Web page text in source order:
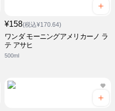
¥158(税込¥170.64)
ワンダ モーニングアメリカーノ ラ
テ アサヒ
500ml